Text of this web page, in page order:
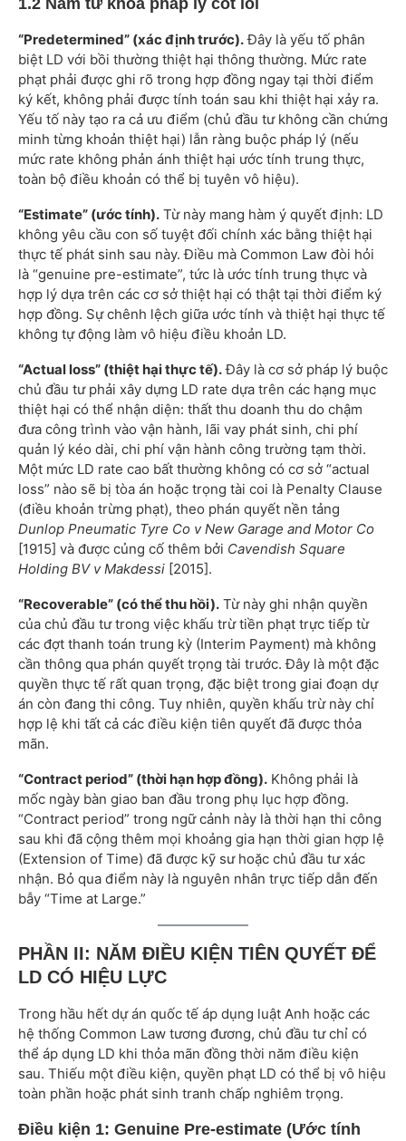
1.2 Năm từ khóa pháp lý cốt lõi
“Predetermined” (xác định trước).Đây là yếu tố phân
biệt LD với bồi thường thiệt hại thông thường. Mức rate
phạt phải được ghi rõ trong hợp đồng ngay tại thời điểm
ký kết, không phải được tính toán sau khi thiệt hại xảy ra.
Yếu tố này tạo ra cả ưu điểm (chủ đầu tư không cần chứng
minh từng khoản thiệt hại) lẫn ràng buộc pháp lý (nếu
mức rate không phản ánh thiệt hại ước tính trung thực,
toàn bộ điều khoản có thể bị tuyên vô hiệu).
“Estimate” (ước tính). Từ này mang hàm ý quyết định: LD
không yêu cầu con số tuyệt đối chính xác bằng thiệt hại
thực tế phát sinh sau này. Điều mà Common Law đòi hỏi
là “genuine pre-estimate”, tức là ước tính trung thực và
hợp lý dựa trên các cơ sở thiệt hại có thật tại thời điểm ký
hợp đồng. Sự chênh lệch giữa ước tính và thiệt hại thực tế
không tự động làm vô hiệu điều khoản LD.
“Actual loss” (thiệt hại thực tế).Đây là cơ sở pháp lý buộc
chủ đầu tư phải xây dựng LD rate dựa trên các hạng mục
thiệt hại có thể nhận diện: thất thu doanh thu do chậm
đưa công trình vào vận hành, lãi vay phát sinh, chi phí
quản lý kéo dài, chi phí vận hành công trường tạm thời.
Một mức LD rate cao bất thường không có cơ sở “actual
loss” nào sẽ bị tòa án hoặc trọng tài coi là Penalty Clause
(điều khoản trừng phạt), theo phán quyết nền tảng
Dunlop Pneumatic Tyre Co v New Garage and Motor Co
[1915] và được củng cố thêm bởi Cavendish Square
Holding BV v Makdessi [2015].
“Recoverable” (có thể thu hồi). Từ này ghi nhận quyền
của chủ đầu tư trong việc khấu trừ tiền phạt trực tiếp từ
các đợt thanh toán trung kỳ (Interim Payment) mà không
cần thông qua phán quyết trọng tài trước. Đây là một đặc
quyền thực tế rất quan trọng, đặc biệt trong giai đoạn dự
án còn đang thi công. Tuy nhiên, quyền khấu trừ này chỉ
hợp lệ khi tất cả các điều kiện tiên quyết đã được thỏa
mãn.
“Contract period” (thời hạn hợp đồng). Không phải là
mốc ngày bàn giao ban đầu trong phụ lục hợp đồng.
“Contract period” trong ngữ cảnh này là thời hạn thi công
sau khi đã cộng thêm mọi khoảng gia hạn thời gian hợp lệ
(Extension of Time) đã được kỹ sư hoặc chủ đầu tư xác
nhận. Bỏ qua điểm này là nguyên nhân trực tiếp dẫn đến
bẫy “Time at Large.”
PHẦN II: NĂM ĐIỀU KIỆN TIÊN QUYẾT ĐỂ
LD CÓ HIỆU LỰC
Trong hầu hết dự án quốc tế áp dụng luật Anh hoặc các
hệ thống Common Law tương đương, chủ đầu tư chỉ có
thể áp dụng LD khi thỏa mãn đồng thời năm điều kiện
sau. Thiếu một điều kiện, quyền phạt LD có thể bị vô hiệu
toàn phần hoặc phát sinh tranh chấp nghiêm trọng.
Điều kiện 1: Genuine Pre-estimate (Ước tính